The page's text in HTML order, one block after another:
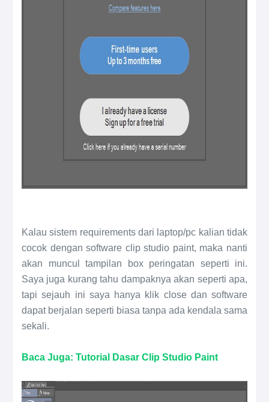
Kalau sistem requirements dari laptop/pc kalian tidak
cocok dengan software clip studio paint, maka nanti
akan muncul tampilan box peringatan seperti ini.
Saya juga kurang tahu dampaknya akan seperti apa,
tapi sejauh ini saya hanya klik close dan software
dapat berjalan seperti biasa tanpa ada kendala sama
sekali.
Baca Juga: Tutorial Dasar Clip Studio Paint